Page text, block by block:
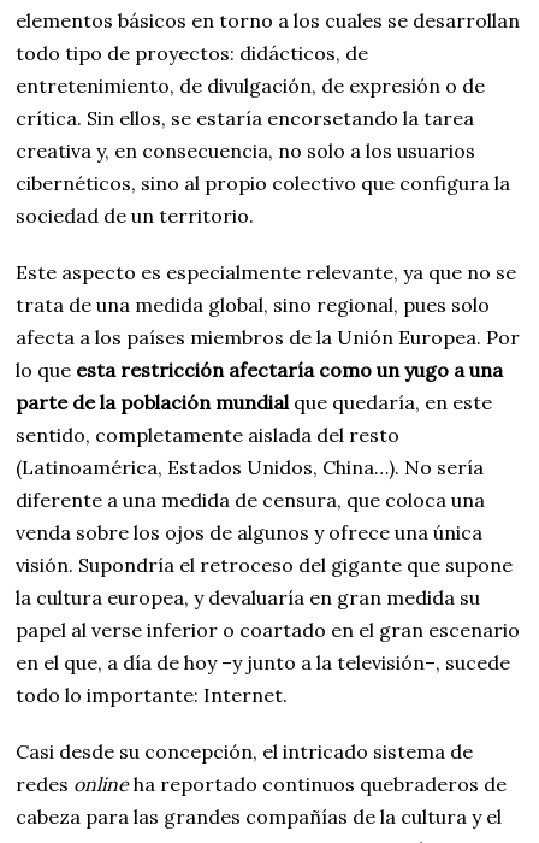
elementos básicos en torno a los cuales se desarrollan
todo tipo de proyectos: didácticos, de
entretenimiento, de divulgación, de expresión o de
crítica. Sin ellos, se estaría encorsetando la tarea
creativa y, en consecuencia, no solo a los usuarios
cibernéticos, sino al propio colectivo que configura la
sociedad de un territorio.
Este aspecto es especialmente relevante, ya que no se
trata de una medida global, sino regional, pues solo
afecta a los países miembros de la Unión Europea. Por
lo que esta restricción afectaría como un yugo a una
parte de la población mundial que quedaría, en este
sentido, completamente aislada del resto
(Latinoamérica, Estados Unidos, China…). No sería
diferente a una medida de censura, que coloca una
venda sobre los ojos de algunos y ofrece una única
visión. Supondría el retroceso del gigante que supone
la cultura europea, y devaluaría en gran medida su
papel al verse inferior o coartado en el gran escenario
en el que, a día de hoy –y junto a la televisión–, sucede
todo lo importante: Internet.
Casi desde su concepción, el intricado sistema de
redes onlineha reportado continuos quebraderos de
cabeza para las grandes compañías de la cultura y el